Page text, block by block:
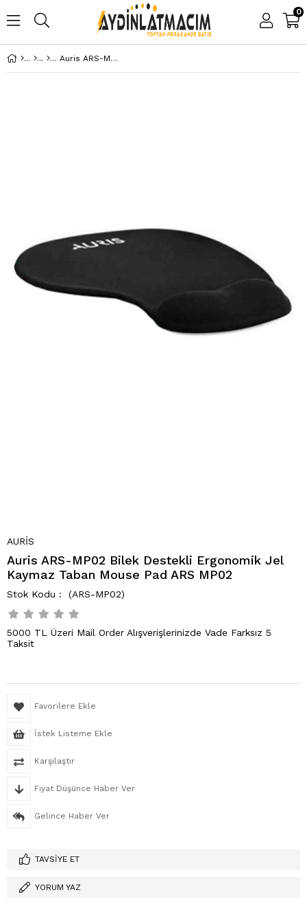
0
Auris ARS-MP02 Bilek Destekli Ergonomik Jel Kaymaz Taban Mouse Pad ARS MP02
AURİS
Auris ARS-MP02 Bilek Destekli Ergonomik Jel
Kaymaz Taban Mouse Pad ARS MP02
(ARS-MP02)
5000 TL Üzeri Mail Order Alışverişlerinizde Vade Farksız 5
Taksit
Favorilere Ekle
İstek Listeme Ekle
Karşılaştır
Fiyat Düşünce Haber Ver
Gelince Haber Ver
TAVSIYE ET
YORUM YAZ